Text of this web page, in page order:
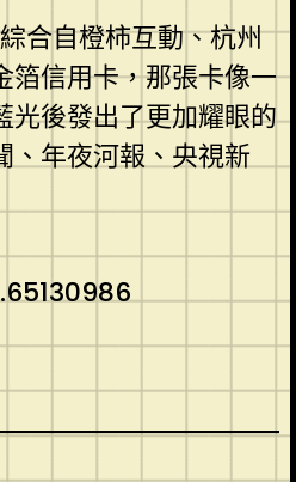
合自橙柿互動、杭州
箔信用卡，那張卡像一
光後發出了更加耀眼的
、年夜河報、央視新